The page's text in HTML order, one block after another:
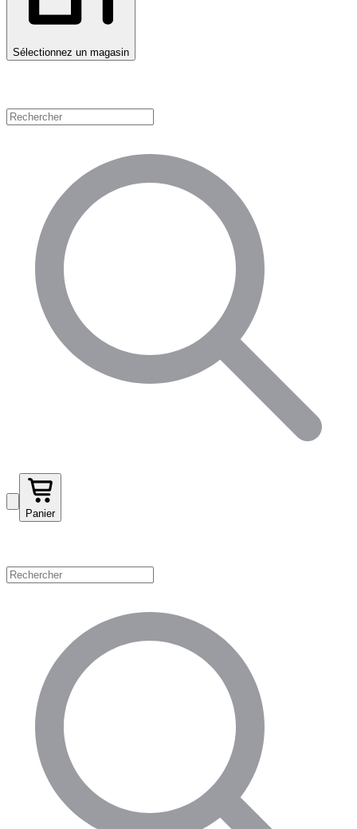
Sélectionnez un magasin
Panier